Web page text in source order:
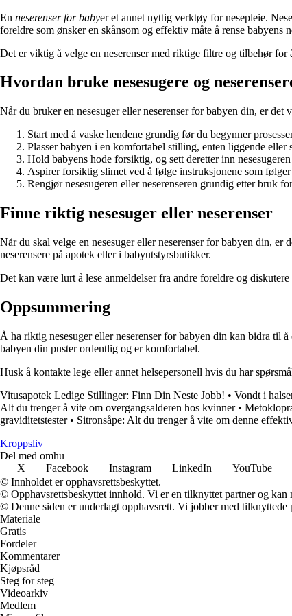
En neserenser for babyer et annet nyttig verktøy for nesepleie.
foreldre som ønsker en skånsom og effektiv måte å rense babyens
Det er viktig å velge en neserenser med riktige filtre og tilbehør for
Hvordan bruke nesesugere og
Når du bruker en nesesuger eller neserenser for babyen din, er
Start med å vaske hendene grundig før du begynner
Plasser babyen i en komfortabel stilling, enten liggende eller
Hold babyens hode forsiktig, og sett deretter inn
Aspirer forsiktig slimet ved å følge instruksjonene som
Rengjør nesesugeren eller neserenseren grundig etter bruk
Finne riktig nesesuger eller neserenser
Når du skal velge en nesesuger eller neserenser for babyen din,
neserensere på apotek eller i babyutstyrsbutikker.
Det kan være lurt å lese anmeldelser fra andre foreldre og
Oppsummering
Å ha riktig nesesuger eller neserenser for babyen din kan bidra til
babyen din puster ordentlig og er komfortabel.
Husk å kontakte lege eller annet helsepersonell hvis du har
Vitusapotek Ledige Stillinger: Finn Din Neste Jobb! • Vondt i
Alt du trenger å vite om overgangsalderen hos kvinner•
graviditetstester• Sitronsåpe: Alt du trenger å vite om denne
Kroppsliv
Del med omhu
X
Facebook Instagram LinkedIn YouTube
© Innholdet er opphavsrettsbeskyttet.
© Opphavsrettsbeskyttet innhold. Vi er en tilknyttet partner og
© Denne siden er underlagt opphavsrett. Vi jobber med
Materiale
Gratis
Fordeler
Kommentarer
Kjøpsråd
Steg for steg
Videoarkiv
Medlem